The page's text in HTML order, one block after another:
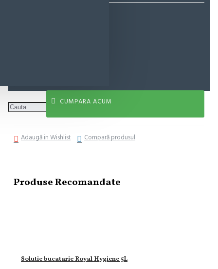
CUMPARA ACUM
Adaugă in Wishlist Compară produsul
Produse Recomandate
Solutie bucatarie Royal Hygiene 5L